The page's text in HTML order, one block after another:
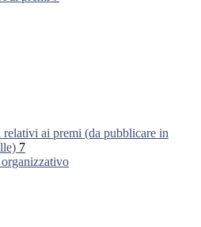
relativi ai premi (da pubblicare in
7
organizzativo